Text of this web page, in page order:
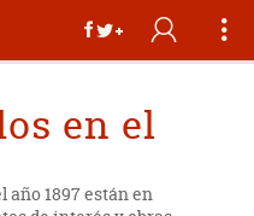
en el
año 1897 están en